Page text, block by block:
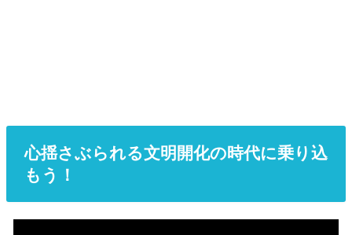
心揺さぶられる文明開化の時代に乗り込
もう！